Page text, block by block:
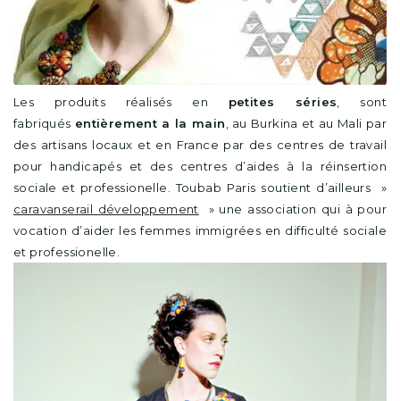
Les produits réalisés en petites séries , sont
fabriqués entièrement a la main , au Burkina et au Mali par
des artisans locaux et en France par des centres de travail
pour handicapés et des centres d’aides à la réinsertion
sociale et professionelle. Toubab Paris soutient d’ailleurs »
caravanserail développement
» une association qui à pour
vocation d’aider les femmes immigrées en difficulté sociale
et professionelle.